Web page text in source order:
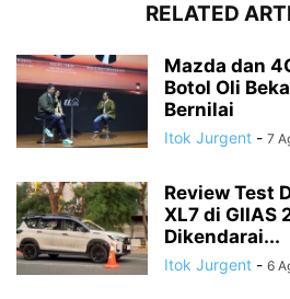
RELATED
Mazda dan
Botol Oli
Bernilai
Itok Jurgent - 7
Review Test
XL7 di GIIAS
Dikendarai...
Itok Jurgent - 6